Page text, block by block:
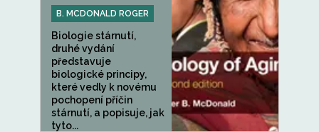
B. MCDONALD ROGER
Biologie stárnutí,
druhé vydání
představuje
biologické principy,
které vedly k novému
pochopení příčin
stárnutí, a popisuje, jak
tyto...